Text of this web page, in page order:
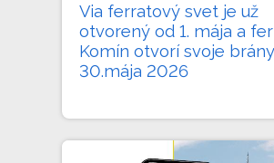
Via ferratový svet je už
otvorený od 1. mája a
Komín otvorí svoje brány
30.mája 2026